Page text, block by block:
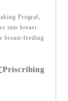
Prograf,
into breast
breast-feeding
Priscribing